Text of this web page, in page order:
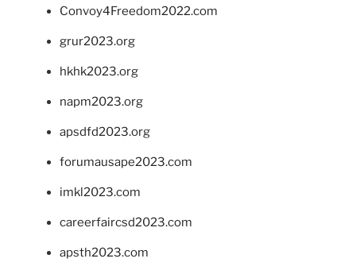
Convoy4Freedom2022.com
grur2023.org
hkhk2023.org
napm2023.org
apsdfd2023.org
forumausape2023.com
imkl2023.com
careerfaircsd2023.com
apsth2023.com